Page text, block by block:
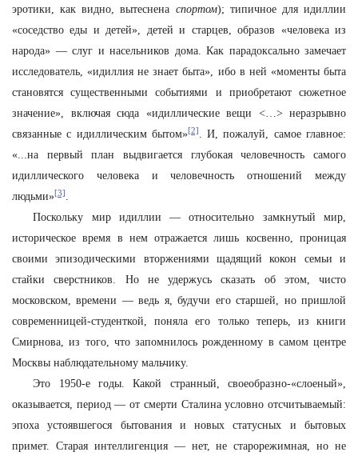
эротики, как видно, вытеснена спортом); типичное для идиллии
«соседство еды и детей», детей и старцев, образов «человека из
народа» — слуг и насельников дома. Как парадоксально замечает
исследователь, «идиллия не знает быта», ибо в ней «моменты быта
становятся существенными событиями и приобретают сюжетное
значение», включая сюда «идиллические вещи <…> неразрывно
связанные с идиллическим бытом»[2] . И, пожалуй, самое главное:
«...на первый план выдвигается глубокая человечность самого
идиллического человека и человечность отношений между
людьми»[3] .
Поскольку мир идиллии — относительно замкнутый мир,
историческое время в нем отражается лишь косвенно, проницая
своими эпизодическими вторжениями щадящий кокон семьи и
стайки сверстников. Но не удержусь сказать об этом, чисто
московском, времени — ведь я, будучи его старшей, но пришлой
современницей-студенткой, поняла его только теперь, из книги
Смирнова, из того, что запомнилось рожденному в самом центре
Москвы наблюдательному мальчику.
Это 1950-е годы. Какой странный, своеобразно-«слоеный»,
оказывается, период — от смерти Сталина условно отсчитываемый:
эпоха устоявшегося бытования и новых статусных и бытовых
примет. Старая интеллигенция — нет, не старорежимная, но не